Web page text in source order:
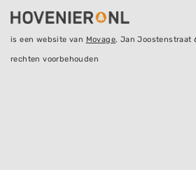
is een website van Movage, Jan Joostenstraat
rechten voorbehouden